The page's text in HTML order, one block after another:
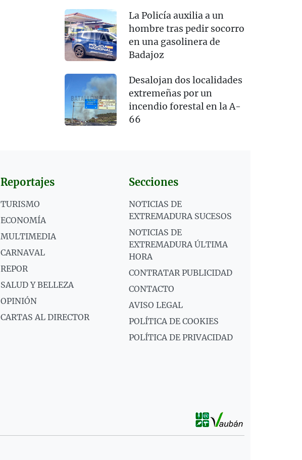
La Policía auxilia a un
hombre tras pedir socorro
en una gasolinera de
Badajoz
Desalojan dos localidades
extremeñas por un
incendio forestal en la A-
66
Reportajes
TURISMO
ECONOMÍA
MULTIMEDIA
CARNAVAL
REPOR
SALUD Y BELLEZA
OPINIÓN
CARTAS AL DIRECTOR
Secciones
NOTICIAS DE
EXTREMADURA SUCESOS
NOTICIAS DE
EXTREMADURA ÚLTIMA
HORA
CONTRATAR PUBLICIDAD
CONTACTO
AVISO LEGAL
POLÍTICA DE COOKIES
POLÍTICA DE PRIVACIDAD